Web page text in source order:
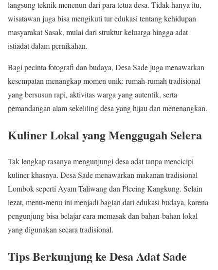
langsung teknik menenun dari para tetua desa. Tidak hanya itu,
wisatawan juga bisa mengikuti tur edukasi tentang kehidupan
masyarakat Sasak, mulai dari struktur keluarga hingga adat
istiadat dalam pernikahan.
Bagi pecinta fotografi dan budaya, Desa Sade juga menawarkan
kesempatan menangkap momen unik: rumah-rumah tradisional
yang bersusun rapi, aktivitas warga yang autentik, serta
pemandangan alam sekeliling desa yang hijau dan menenangkan.
Kuliner Lokal yang Menggugah Selera
Tak lengkap rasanya mengunjungi desa adat tanpa mencicipi
kuliner khasnya. Desa Sade menawarkan makanan tradisional
Lombok seperti Ayam Taliwang dan Plecing Kangkung. Selain
lezat, menu-menu ini menjadi bagian dari edukasi budaya, karena
pengunjung bisa belajar cara memasak dan bahan-bahan lokal
yang digunakan secara tradisional.
Tips Berkunjung ke Desa Adat Sade